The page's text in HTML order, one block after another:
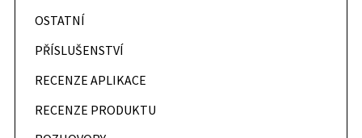
OSTATNÍ
PŘÍSLUŠENSTVÍ
RECENZE APLIKACE
RECENZE PRODUKTU